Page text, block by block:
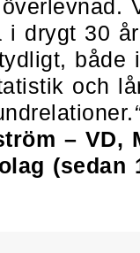
i drygt 30
både
och
“
– VD,
(sedan